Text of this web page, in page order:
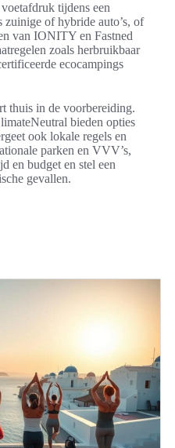
tijdens een
of hybride auto’s, of
van IONITY en Fastned
zoals herbruikbaar
ecocampings
thuis in de voorbereiding.
bieden opties
ook lokale regels en
parken en VVV’s,
en budget en stel een
gevallen.